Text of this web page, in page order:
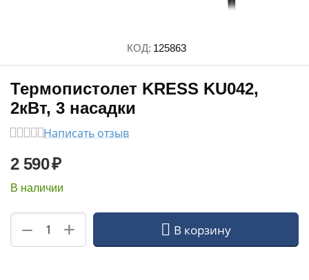
КОД: 125863
Термопистолет KRESS KU042,
2кВт, 3 насадки
Написать отзыв
2 590₽
В наличии
+
− В корзину